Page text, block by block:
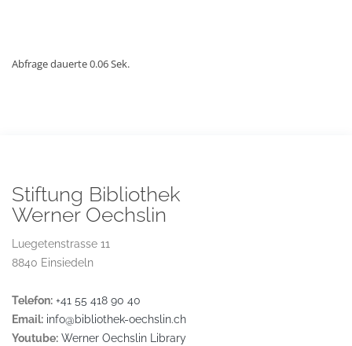
Abfrage dauerte 0.06 Sek.
Stiftung Bibliothek
Werner Oechslin
Luegetenstrasse 11
8840 Einsiedeln
Telefon: +41 55 418 90 40
Email: info@bibliothek-oechslin.ch
Youtube: Werner Oechslin Library